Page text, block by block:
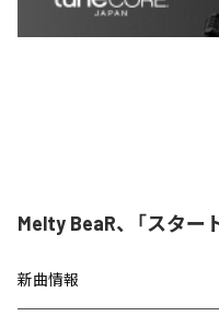
Melty BeaR、「スター
新曲情報